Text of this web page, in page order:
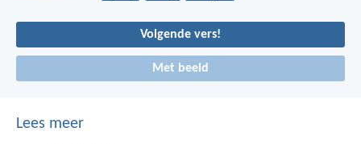
Volgende vers!
Met beeld
Lees meer